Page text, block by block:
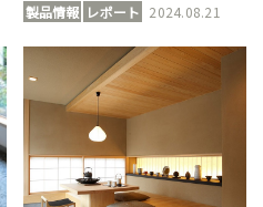
製品情報 レポート 2024.08.21